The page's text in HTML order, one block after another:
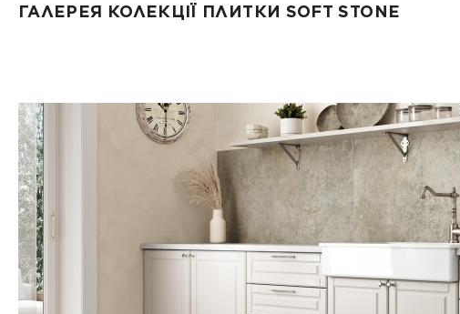
ГАЛЕРЕЯ КОЛЕКЦІЇ ПЛИТКИ SOFT STONE